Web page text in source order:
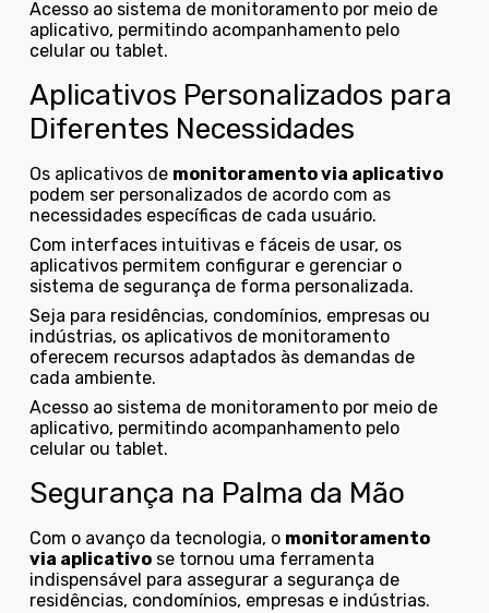
Acesso ao sistema de monitoramento por meio de
aplicativo, permitindo acompanhamento pelo
celular ou tablet.
Aplicativos Personalizados para
Diferentes Necessidades
Os aplicativos de monitoramento via aplicativo
podem ser personalizados de acordo com as
necessidades específicas de cada usuário.
Com interfaces intuitivas e fáceis de usar, os
aplicativos permitem configurar e gerenciar o
sistema de segurança de forma personalizada.
Seja para residências, condomínios, empresas ou
indústrias, os aplicativos de monitoramento
oferecem recursos adaptados às demandas de
cada ambiente.
Acesso ao sistema de monitoramento por meio de
aplicativo, permitindo acompanhamento pelo
celular ou tablet.
Segurança na Palma da Mão
Com o avanço da tecnologia, o monitoramento
via aplicativo se tornou uma ferramenta
indispensável para assegurar a segurança de
residências, condomínios, empresas e indústrias.